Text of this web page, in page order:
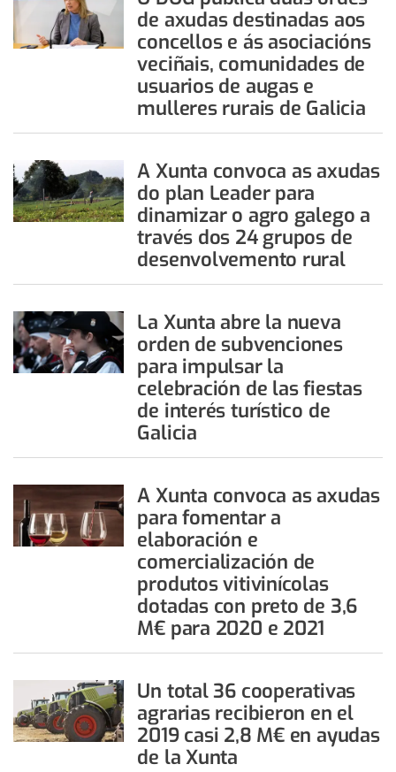
de axudas destinadas aos
concellos e ás asociacións
veciñais, comunidades de
usuarios de augas e
mulleres rurais de Galicia
A Xunta convoca as axudas
do plan Leader para
dinamizar o agro galego a
través dos 24 grupos de
desenvolvemento rural
La Xunta abre la nueva
orden de subvenciones
para impulsar la
celebración de las fiestas
de interés turístico de
Galicia
A Xunta convoca as axudas
para fomentar a
elaboración e
comercialización de
produtos vitivinícolas
dotadas con preto de 3,6
M€ para 2020 e 2021
Un total 36 cooperativas
agrarias recibieron en el
2019 casi 2,8 M€ en ayudas
de la Xunta